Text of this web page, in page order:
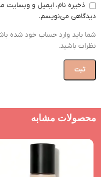
ذخیره نام، ایمیل و وبسایت
دیدگاهی می‌نویسم.
شما باید وارد حساب خود شده
نظرات باشید.
محصولات مشابه